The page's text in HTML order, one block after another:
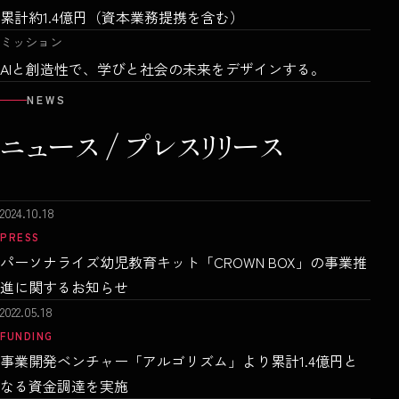
累計約1.4億円（資本業務提携を含む）
ミッション
AIと創造性で、学びと社会の未来をデザインする。
NEWS
ニュース / プレスリリース
2024.10.18
PRESS
パーソナライズ幼児教育キット「CROWN BOX」の事業推
進に関するお知らせ
2022.05.18
FUNDING
事業開発ベンチャー「アルゴリズム」より累計1.4億円と
なる資金調達を実施